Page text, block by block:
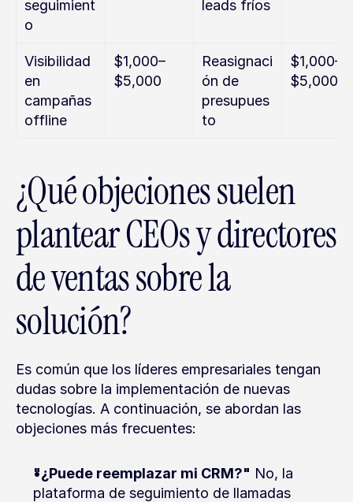
seguimient
o
leads fríos
Visibilidad
en
campañas
offline
$1,000–
$5,000
Reasignaci
ón de
presupues
to
$1,000–
$5,000
¿Qué objeciones suelen
plantear CEOs y directores
de ventas sobre la
solución?
Es común que los líderes empresariales tengan
dudas sobre la implementación de nuevas
tecnologías. A continuación, se abordan las
objeciones más frecuentes:
"¿Puede reemplazar mi CRM?" No, la
plataforma de seguimiento de llamadas